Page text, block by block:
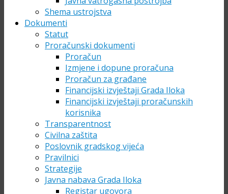
Shema ustrojstva
Dokumenti
Statut
Proračunski dokumenti
Proračun
Izmjene i dopune proračuna
Proračun za građane
Financijski izvještaji Grada Iloka
Financijski izvještaji proračunskih
korisnika
Transparentnost
Civilna zaštita
Poslovnik gradskog vijeća
Pravilnici
Strategije
Javna nabava Grada Iloka
Registar ugovora